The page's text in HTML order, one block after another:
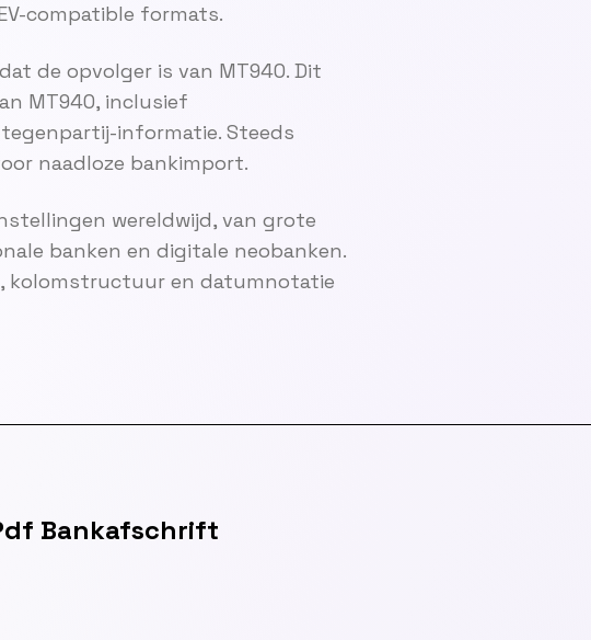
compatible formats.
de opvolger is van MT940. Dit
MT940, inclusief
informatie. Steeds
naadloze bankimport.
wereldwijd, van grote
banken en digitale neobanken.
kolomstructuur en datumnotatie
Bankafschrift